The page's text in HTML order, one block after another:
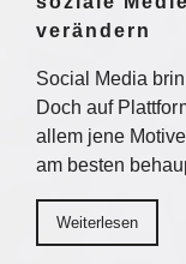
verändern
Social Media
Doch auf
allem jene
am besten
Weiterlesen